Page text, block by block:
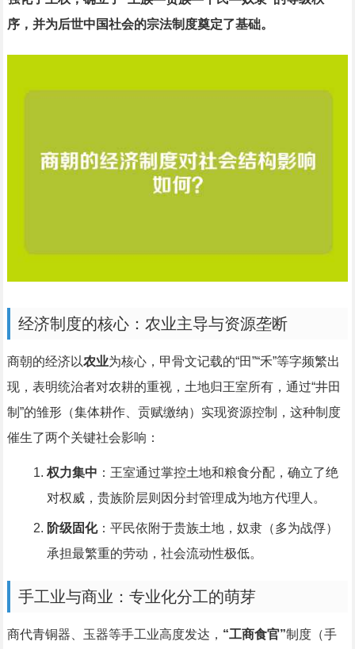
序，并为后世中国社会的宗法制度奠定了基础。
经济制度的核心：农业主导与资源垄断
商朝的经济以农业为核心，甲骨文记载的“田”“禾”等字频繁出
现，表明统治者对农耕的重视，土地归王室所有，通过“井田
制”的雏形（集体耕作、贡赋缴纳）实现资源控制，这种制度
催生了两个关键社会影响：
权力集中 ：王室通过掌控土地和粮食分配，确立了绝
对权威，贵族阶层则因分封管理成为地方代理人。
阶级固化：平民依附于贵族土地，奴隶（多为战俘）
承担最繁重的劳动，社会流动性极低。
手工业与商业：专业化分工的萌芽
商代青铜器、玉器等手工业高度发达， “工商食官”制度（手